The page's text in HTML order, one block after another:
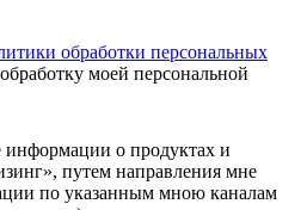
обработки персональных
моей персональной
информации о продуктах и
путем направления мне
по указанным мною каналам